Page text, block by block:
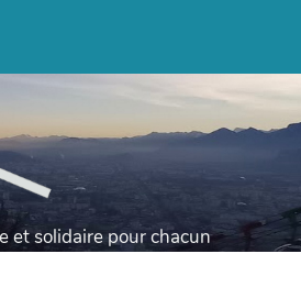
et solidaire pour chacun